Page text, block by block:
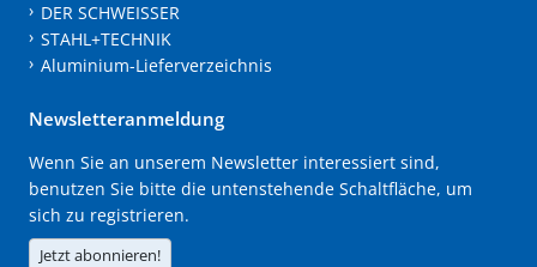
DER SCHWEISSER
STAHL+TECHNIK
Aluminium-Lieferverzeichnis
Newsletteranmeldung
Wenn Sie an unserem Newsletter interessiert sind,
benutzen Sie bitte die untenstehende Schaltfläche, um
sich zu registrieren.
Jetzt abonnieren!